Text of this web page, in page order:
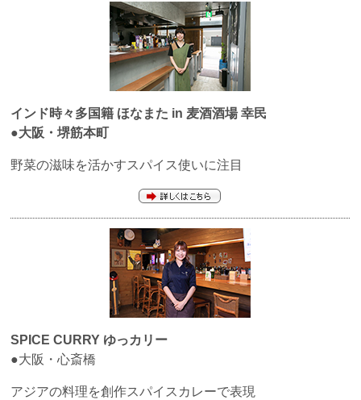
インド時々多国籍 ほなまた in 麦酒酒場 幸民
●大阪・堺筋本町
野菜の滋味を活かすスパイス使いに注目
SPICE CURRY ゆっカリー
●大阪・心斎橋
アジアの料理を創作スパイスカレーで表現